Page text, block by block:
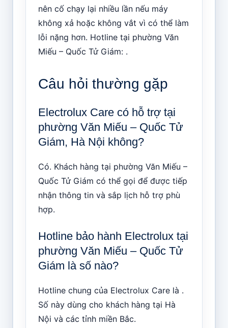
nên cố chạy lại nhiều lần nếu máy
không xả hoặc không vắt vì có thể làm
lỗi nặng hơn. Hotline tại phường Văn
Miếu – Quốc Tử Giám: .
Câu hỏi thường gặp
Electrolux Care có hỗ trợ tại
phường Văn Miếu – Quốc Tử
Giám, Hà Nội không?
Có. Khách hàng tại phường Văn Miếu –
Quốc Tử Giám có thể gọi để được tiếp
nhận thông tin và sắp lịch hỗ trợ phù
hợp.
Hotline bảo hành Electrolux tại
phường Văn Miếu – Quốc Tử
Giám là số nào?
Hotline chung của Electrolux Care là .
Số này dùng cho khách hàng tại Hà
Nội và các tỉnh miền Bắc.